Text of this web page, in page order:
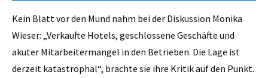
Kein Blatt vor den Mund nahm bei der Diskussion Monika
Wieser: „Verkaufte Hotels, geschlossene Geschäfte und
akuter Mitarbeitermangel in den Betrieben. Die Lage ist
derzeit katastrophal“, brachte sie ihre Kritik auf den Punkt.